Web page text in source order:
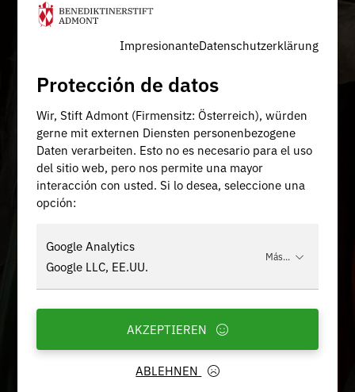
ImpresionanteDatenschutzerklärung
Protección de datos
Wir, Stift Admont (Firmensitz: Österreich), würden
gerne mit externen Diensten personenbezogene
Daten verarbeiten. Esto no es necesario para el uso
del sitio web, pero nos permite una mayor
interacción con usted. Si lo desea, seleccione una
opción:
Google Analytics
Google LLC, EE.UU.
Más...
ABLEHNEN
AKZEPTIEREN